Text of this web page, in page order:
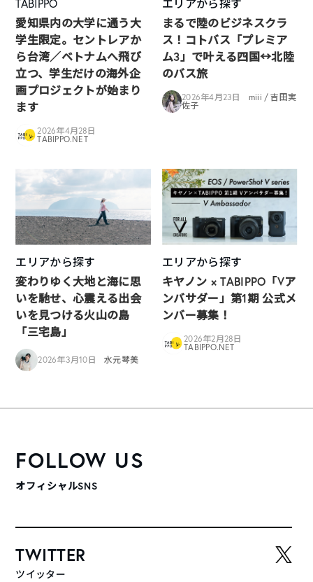
TABIPPO
愛知県内の大学に通う大
学生限定。セントレアか
ら台湾／ベトナムへ飛び
立つ、学生だけの海外企
画プロジェクトが始まり
ます
2026年4月28日
TABIPPO.NET
エリアから探す
まるで陸のビジネスクラ
ス！コトバス「プレミア
ム3」で叶える四国↔︎北陸
のバス旅
2026年4月23日
miii / 吉田実
佐子
エリアから探す
変わりゆく大地と海に思
いを馳せ、心震える出会
いを見つける火山の島
「三宅島」
2026年3月10日 水元琴美
エリアから探す
キヤノン × TABIPPO「Vア
ンバサダー」第1期 公式メ
ンバー募集！
2026年2月28日
TABIPPO.NET
FOLLOW US
オフィシャルSNS
TWITTER
ツイッター